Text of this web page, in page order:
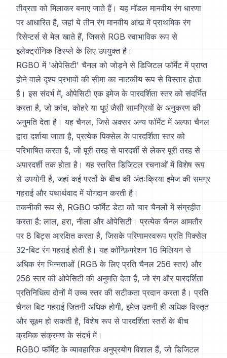
तीव्रता को मिलाकर बनाए जाते हैं। यह मॉडल मानवीय रंग धारणा
पर आधारित है, जहां ये तीन रंग मानवीय आंख में प्राथमिक रंग
रिसेप्टर्स से मेल खाते हैं, जिससे RGB स्वाभाविक रूप से
इलेक्ट्रॉनिक डिस्प्ले के लिए उपयुक्त है।
RGBO में 'ओपेसिटी' चैनल को जोड़ने से डिजिटल फॉर्मेट में प्राप्त
होने वाले दृश्य प्रभावों की सीमा का नाटकीय रूप से विस्तार होता
है। इस संदर्भ में, ओपेसिटी एक इमेज के पारदर्शिता स्तर को संदर्भित
करता है, जो कांच, कोहरे या धुएं जैसी सामग्रियों के अनुकरण की
अनुमति देता है। यह चैनल, जिसे अक्सर अन्य फॉर्मेट में अल्फा चैनल
द्वारा दर्शाया जाता है, प्रत्येक पिक्सेल के पारदर्शिता स्तर को
परिभाषित करता है, जो पूरी तरह से पारदर्शी से लेकर पूरी तरह से
अपारदर्शी तक होता है। यह स्तरित डिजिटल रचनाओं में विशेष रूप
से उपयोगी है, जहां कई परतों के बीच की अंतःक्रिया इमेज की समग्र
गहराई और यथार्थवाद में योगदान करती है।
तकनीकी रूप से, RGBO फॉर्मेट डेटा को चार चैनलों में संग्रहीत
करता है: लाल, हरा, नीला और ओपेसिटी। प्रत्येक चैनल आमतौर
पर 8 बिट्स आरक्षित करता है, जिसके परिणामस्वरूप प्रति पिक्सेल
32-बिट रंग गहराई होती है। यह कॉन्फ़िगरेशन 16 मिलियन से
अधिक रंग भिन्नताओं (RGB के लिए प्रति चैनल 256 स्तर) और
256 स्तर की ओपेसिटी की अनुमति देता है, जो रंग और पारदर्शिता
प्रतिनिधित्व दोनों में उच्च स्तर की सटीकता प्रदान करता है। प्रति
चैनल बिट गहराई जितनी अधिक होगी, इमेज उतनी ही अधिक विस्तृत
और सूक्ष्म हो सकती है, विशेष रूप से पारदर्शिता स्तरों के बीच
क्रमिक संक्रमण के संदर्भ में।
RGBO फॉर्मेट के व्यावहारिक अनुप्रयोग विशाल हैं, जो डिजिटल